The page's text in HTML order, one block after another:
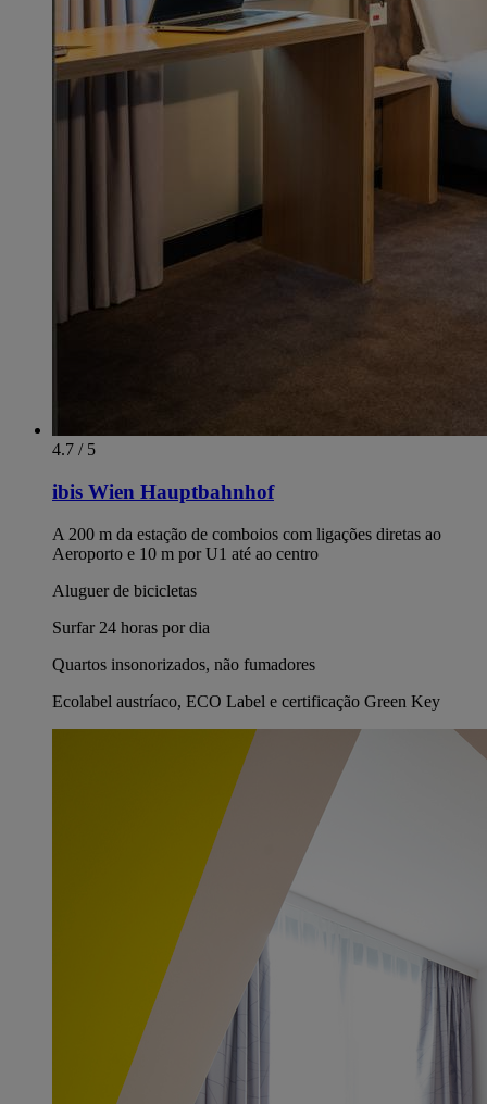
4.7 / 5
ibis Wien Hauptbahnhof
A 200 m da estação de comboios com ligações diretas ao
Aeroporto e 10 m por U1 até ao centro
Aluguer de bicicletas
Surfar 24 horas por dia
Quartos insonorizados, não fumadores
Ecolabel austríaco, ECO Label e certificação Green Key